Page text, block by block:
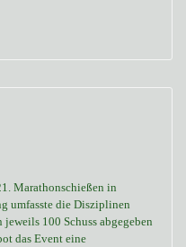
Marathonschießen in
umfasste die Disziplinen
100 Schuss abgegeben
das Event eine